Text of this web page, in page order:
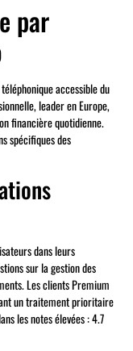
par
accessible du
leader en Europe,
financière quotidienne.
spécifiques des
dans leurs
sur la gestion des
Les clients Premium
un traitement prioritaire
les notes élevées : 4.7